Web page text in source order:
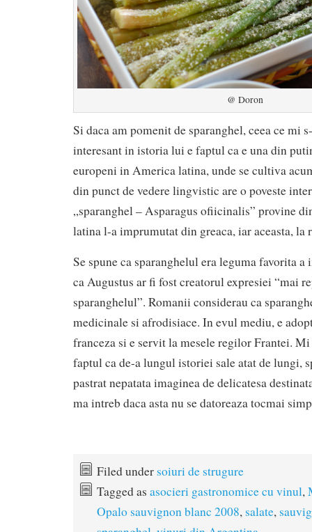
@ Doron
Si daca am pomenit de sparanghel, ceea ce mi
interesant in istoria lui e faptul ca e una din
europeni in America latina, unde se cultiva
din punct de vedere lingvistic are o poveste
„sparanghel – Asparagus ofiicinalis” provine
latina l-a imprumutat din greaca, iar aceasta, la
Se spune ca sparanghelul era leguma favorita
ca Augustus ar fi fost creatorul expresiei “mai
sparanghelul”. Romanii considerau ca
medicinale si afrodisiace. In evul mediu, e
franceza si e servit la mesele regilor Frantei. Mi
faptul ca de-a lungul istoriei sale atat de lungi,
pastrat nepatata imaginea de delicatesa
ma intreb daca asta nu se datoreaza tocmai
Filed under soiuri de strugure
Tagged as asocieri gastronomice cu vinul,
Opalo sauvignon blanc 2008, salate,